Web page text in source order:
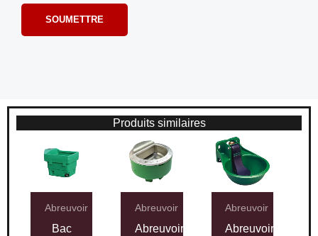
Produits similaires
Abreuvoir
Bac
Abreuvoir
Abreuvoir
Abreuvoir
Abreuvoir